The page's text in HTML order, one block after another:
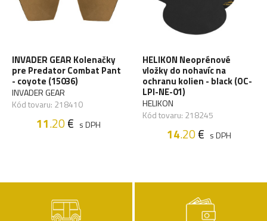
INVADER GEAR Kolenačky
pre Predator Combat Pant
- coyote (15036)
INVADER GEAR
Kód tovaru: 218410
11.20€ s DPH
HELIKON Neoprénové
vložky do nohavíc na
ochranu kolien - black (OC-
LPI-NE-01)
HELIKON
Kód tovaru: 218245
14.20€ s DPH